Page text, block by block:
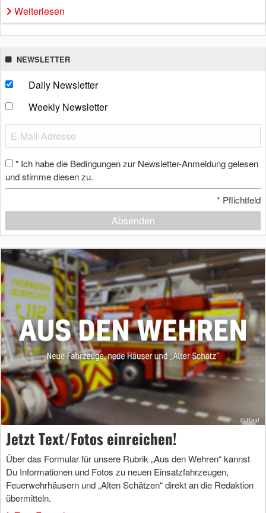
Weiterlesen
NEWSLETTER
Daily Newsletter
Weekly Newsletter
* Ich habe die Bedingungen zur Newsletter-Anmeldung gelesen
und stimme diesen zu.
* Pflichtfeld
Absenden
Jetzt Text/Fotos einreichen!
Über das Formular für unsere Rubrik „Aus den Wehren“ kannst
Du Informationen und Fotos zu neuen Einsatzfahrzeugen,
Feuerwehrhäusern und „Alten Schätzen“ direkt an die Redaktion
übermitteln.